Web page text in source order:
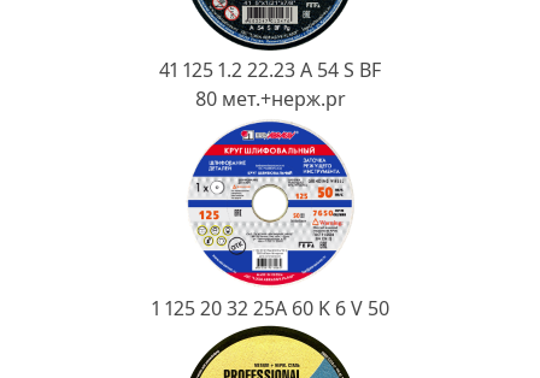
Огнеупорная SiC смесь
41 125 1.2 22.23 A 54 S BF
80 мет.+нерж.pr
1 125 20 32 25А 60 K 6 V 50